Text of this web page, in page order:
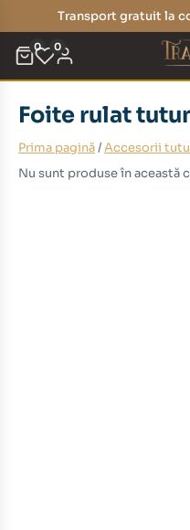
Transport gratuit la
0 0
Foite rulat
Prima pagină/Accesorii
Nu sunt produse în această